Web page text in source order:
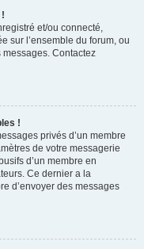
et/ou connecté,
sur l’ensemble du forum, ou
messages. Contactez
!
privés d’un membre
de votre messagerie
d’un membre en
Ce dernier a la
d’envoyer des messages